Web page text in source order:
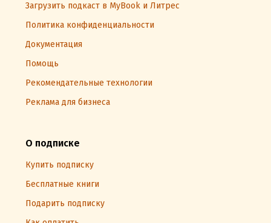
Загрузить подкаст в MyBook и Литрес
Политика конфиденциальности
Документация
Помощь
Рекомендательные технологии
Реклама для бизнеса
О подписке
Купить подписку
Бесплатные книги
Подарить подписку